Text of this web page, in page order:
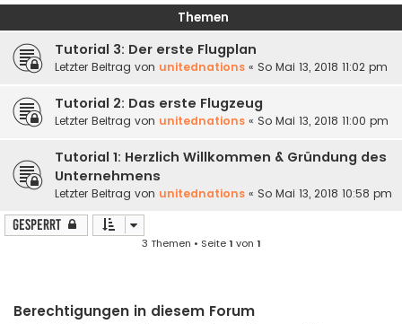
Themen
Tutorial 3: Der erste Flugplan
Letzter Beitrag von unitednations « So Mai 13, 2018 11:02 pm
Tutorial 2: Das erste Flugzeug
Letzter Beitrag von unitednations « So Mai 13, 2018 11:00 pm
Tutorial 1: Herzlich Willkommen & Gründung des
Unternehmens
Letzter Beitrag von unitednations « So Mai 13, 2018 10:58 pm
Gesperrt
3 Themen • Seite1 von 1
Berechtigungen in diesem Forum